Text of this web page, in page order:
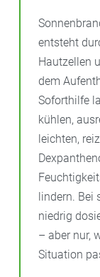
entsteht
Hautzellen
dem
Soforthilfe
kühlen,
leichten,
lindern. Bei
niedrig
– aber nur,
Situation